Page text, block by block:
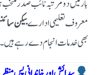
بار میں دو مرتبہ نائب صدر
معروف تعلیمی ادارےبیکن
بھی خدمات انجام دے رہے ہیں۔